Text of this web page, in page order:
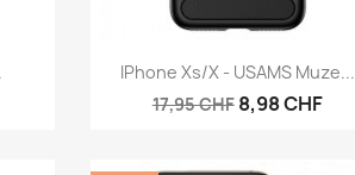
Aperçu rapide
IPhone Xs/X - USAMS Muze...
17,95 CHF 8,98 CHF